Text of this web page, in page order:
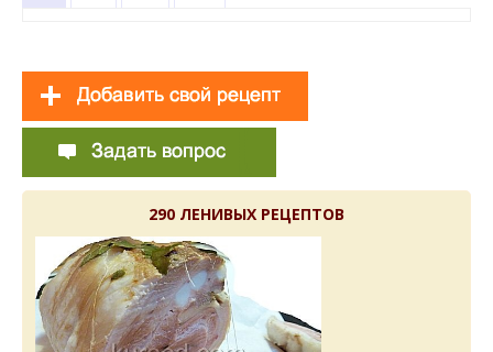
290 ЛЕНИВЫХ РЕЦЕПТОВ